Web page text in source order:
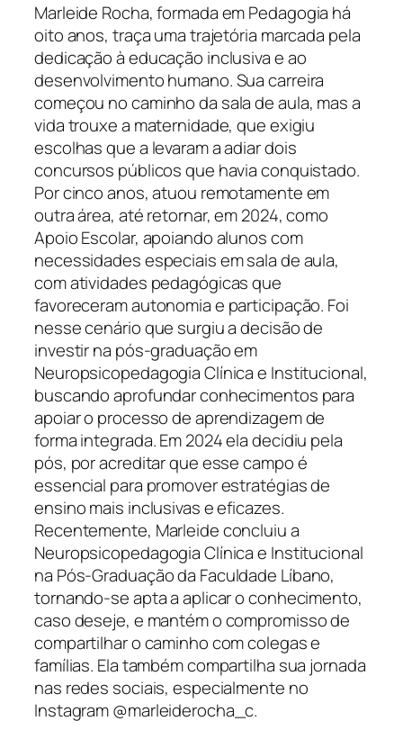
Marleide Rocha, formada em Pedagogia há
oito anos, traça uma trajetória marcada pela
dedicação à educação inclusiva e ao
desenvolvimento humano. Sua carreira
começou no caminho da sala de aula, mas a
vida trouxe a maternidade, que exigiu
escolhas que a levaram a adiar dois
concursos públicos que havia conquistado.
Por cinco anos, atuou remotamente em
outra área, até retornar, em 2024, como
Apoio Escolar, apoiando alunos com
necessidades especiais em sala de aula,
com atividades pedagógicas que
favoreceram autonomia e participação. Foi
nesse cenário que surgiu a decisão de
investir na pós-graduação em
Neuropsicopedagogia Clínica e Institucional,
buscando aprofundar conhecimentos para
apoiar o processo de aprendizagem de
forma integrada. Em 2024 ela decidiu pela
pós, por acreditar que esse campo é
essencial para promover estratégias de
ensino mais inclusivas e eficazes.
Recentemente, Marleide concluiu a
Neuropsicopedagogia Clínica e Institucional
na Pós-Graduação da Faculdade Líbano,
tornando-se apta a aplicar o conhecimento,
caso deseje, e mantém o compromisso de
compartilhar o caminho com colegas e
famílias. Ela também compartilha sua jornada
nas redes sociais, especialmente no
Instagram @marleiderocha_c.